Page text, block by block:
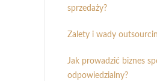
sprzedaży?
Zalety i wady
Jak prowadzić biznes
odpowiedzialny?